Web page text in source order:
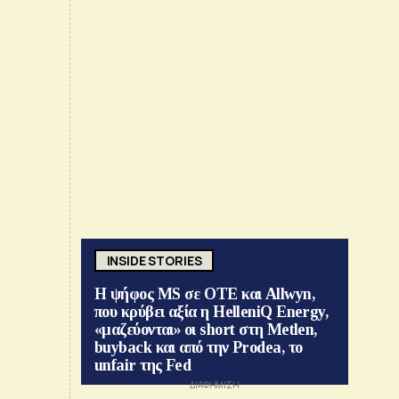
INSIDE STORIES
Η ψήφος MS σε ΟΤΕ και Allwyn,
που κρύβει αξία η HelleniQ Energy,
«μαζεύονται» οι short στη Metlen,
buyback και από την Prodea, το
unfair της Fed